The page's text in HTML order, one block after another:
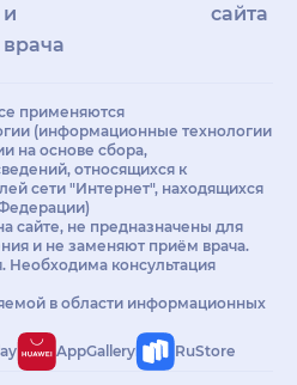
и
врачам
сайта
применяются
(информационные технологии
на основе сбора,
относящихся к
сети "Интернет", находящихся
сайте, не предназначены для
и не заменяют приём врача.
Необходима консультация
в области информационных
AppGallery RuStore